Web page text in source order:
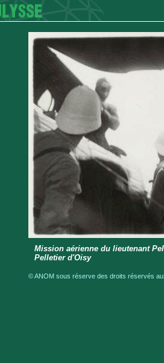
Mission aérienne du lieutenant
Pelletier d'Oisy
© ANOM sous réserve des droits réservés